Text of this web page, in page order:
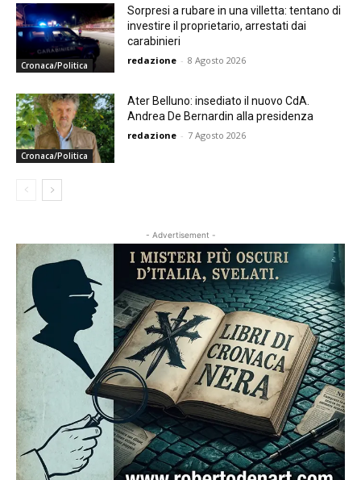
Cronaca/Politica
Sorpresi a rubare in una villetta: tentano di
investire il proprietario, arrestati dai
carabinieri
redazione - 8 Agosto 2026
Cronaca/Politica
Ater Belluno: insediato il nuovo CdA.
Andrea De Bernardin alla presidenza
redazione - 7 Agosto 2026
- Advertisement -